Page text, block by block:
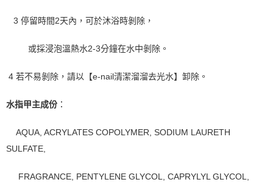
２．關於個人資料處理事宜，請瀏覽以下網址：
https://aftee.tw/terms/#terms3
「AFTEE先享後付」，若未經同意申辦者引起之損失，本公司不負相關責
４．使用「AFTEE先享後付」時，將依據個別帳號之用戶狀況，依本公司即
時審查核予不同之上限額度；若仍有額度不足之情形，本公司將視審查結果
５．嚴禁一人註冊多個帳號或使用他人資訊註冊。若發現惡意使用之情形，
3 停留時間2天內，可於沐浴時剝除，
         或採浸泡溫熱水2-3分鐘在水中剝除。
4 若不易剝除，請以【e-nail清潔溜溜去光水】卸除。
水指甲主成份 ：
AQUA, ACRYLATES COPOLYMER, SODIUM LAURETH
SULFATE,
     FRAGRANCE,
PENTYLENE GLYCOL, CAPRYLYL GLYCOL,